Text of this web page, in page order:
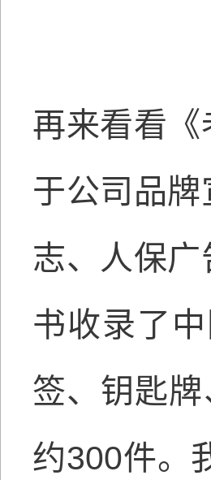
再来看看
于公司品
志、人保
书收录了
签、钥匙
约300件。